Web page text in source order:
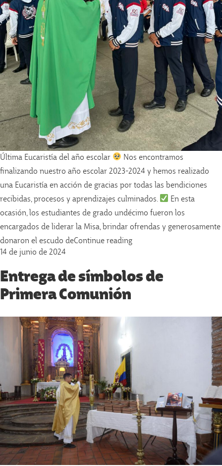
Última Eucaristía del año escolar
Nos encontramos
finalizando nuestro año escolar 2023-2024 y hemos realizado
una Eucaristía en acción de gracias por todas las bendiciones
recibidas, procesos y aprendizajes culminados.
En esta
ocasión, los estudiantes de grado undécimo fueron los
encargados de liderar la Misa, brindar ofrendas y generosamente
donaron el escudo deContinue reading«Última Eucaristía del año
14 de junio de 2024
Entrega de símbolos de
Primera Comunión